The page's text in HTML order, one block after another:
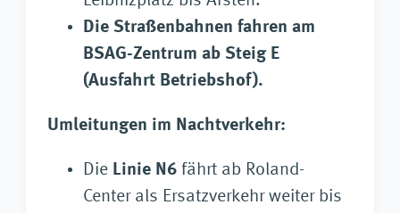
Die Straßenbahnen fahren am
BSAG-Zentrum ab Steig E
(Ausfahrt Betriebshof).
Umleitungen im Nachtverkehr:
Die Linie N6 fährt ab Roland-
Center als Ersatzverkehr weiter bis